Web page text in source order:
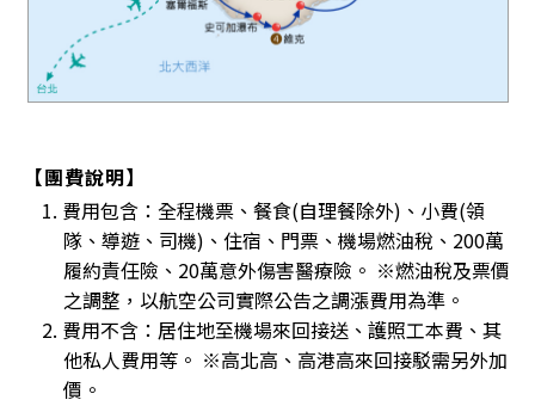
【團費說明】
1. 費用包含：全程機票、餐食(自理餐除外)、小費(領
隊、導遊、司機)、住宿、門票、機場燃油稅、200萬
履約責任險、20萬意外傷害醫療險。 ※燃油稅及票價
之調整，以航空公司實際公告之調漲費用為準。
2. 費用不含：居住地至機場來回接送、護照工本費、其
他私人費用等。 ※高北高、高港高來回接駁需另外加
價。